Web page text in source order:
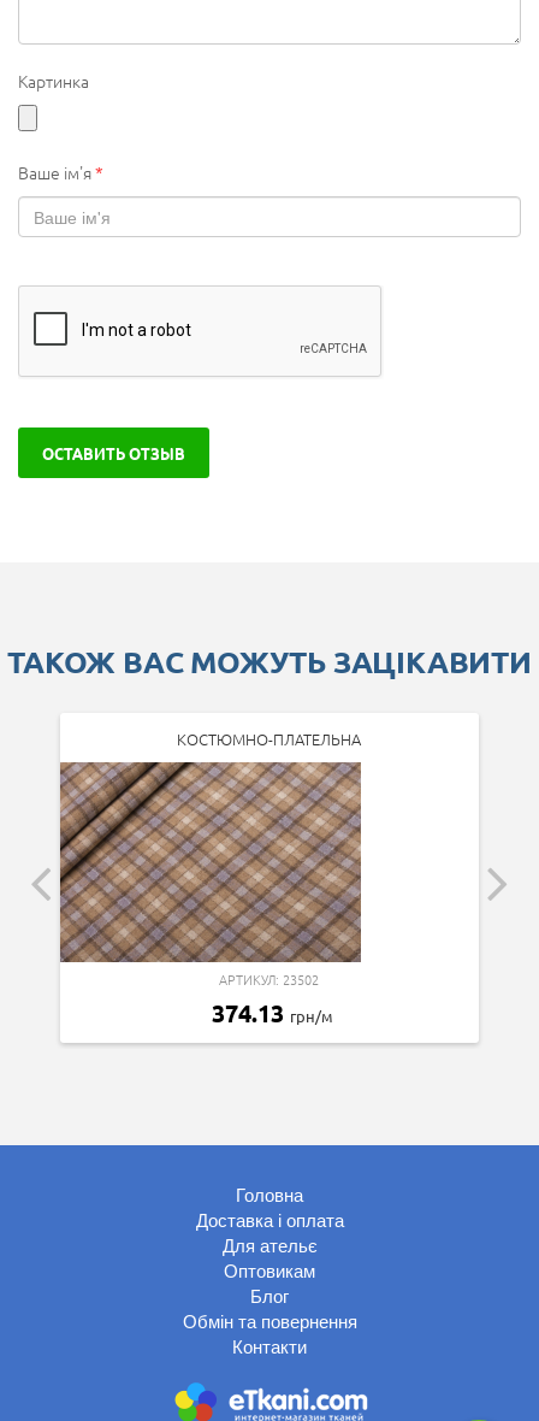
Картинка
Ваше ім'я*
ОСТАВИТЬ ОТЗЫВ
ТАКОЖ ВАС МОЖУТЬ ЗАЦІКАВИТИ
КОСТЮМНО-ПЛАТЕЛЬНА
АРТИКУЛ: 23502
374.13 грн/м
Головна
Доставка і оплата
Для ательє
Оптовикам
Блог
Обмін та повернення
Контакти